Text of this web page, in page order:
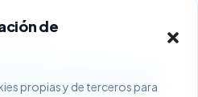
de
propias y de terceros para
sesión
demo